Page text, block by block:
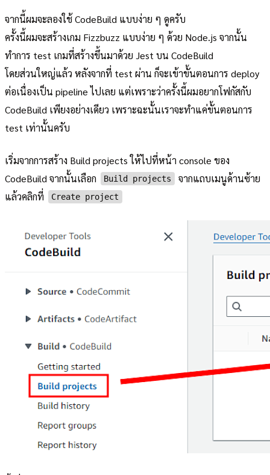
จากนี้ผมจะลองใช้ CodeBuild แบบง่าย ๆ ดูครับ
ครั้งนี้ผมจะสร้างเกม Fizzbuzz แบบง่าย ๆ ด้วย Node.js จากนั้น
ทำการ test เกมที่สร้างขึ้นมาด้วย Jest บน CodeBuild
โดยส่วนใหญ่แล้ว หลังจากที่ test ผ่าน ก็จะเข้าขั้นตอนการ deploy
ต่อเนื่องเป็น pipeline ไปเลย แต่เพราะว่าครั้งนี้ผมอยากโฟกัสกับ
CodeBuild เพียงอย่างเดียว เพราะฉะนั้นเราจะทำแค่ขั้นตอนการ
test เท่านั้นครับ
เริ่มจากการสร้าง Build projects ให้ไปที่หน้า console ของ
CodeBuild จากนั้นเลือก
Build projects
จากแถบเมนูด้านซ้าย
แล้วคลิกที่
Create project